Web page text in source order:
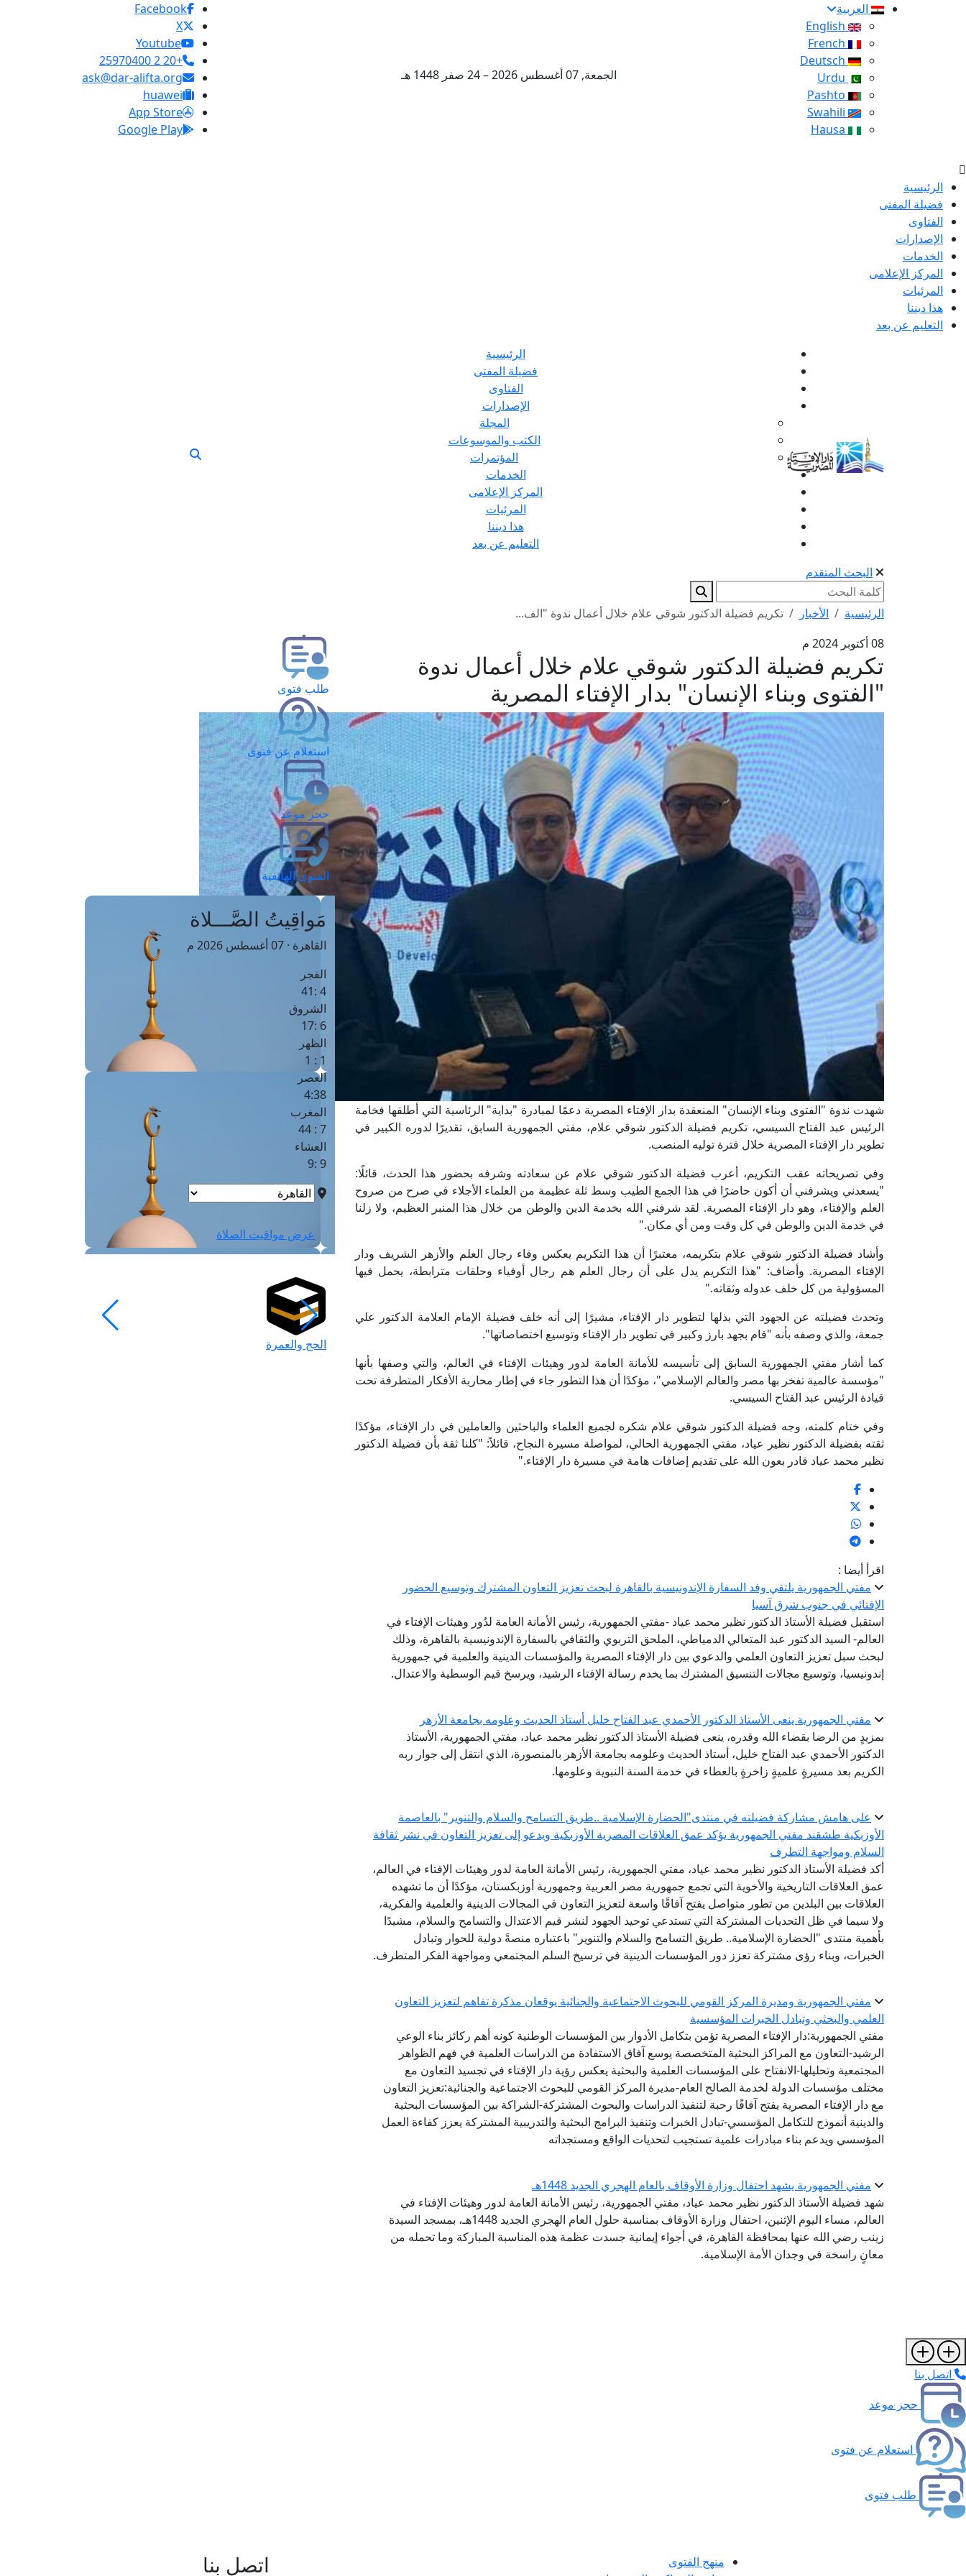
العربية
الجمعة, 07 أغسطس 2026 – 24 صفر 1448 هـ
Facebook
X
Youtube
+20 2 25970400
ask@dar-alifta.org
huawei
App Store
Google Play
الرئيسية
فضيلة المفتى
الفتاوى
الإصدارات
الخدمات
المركز الإعلامى
المرئيات
هذا ديننا
التعليم عن بعد
الرئيسية
فضيلة المفتى
الفتاوى
الإصدارات
المجلة
الكتب والموسوعات
المؤتمرات
الخدمات
المركز الإعلامى
المرئيات
هذا ديننا
التعليم عن بعد
البحث المتقدم
الرئيسية الأخبار
تكريم فضيلة الدكتور شوقي علام خلال أعمال ندوة "الف...
08 أكتوبر 2024 م
تكريم فضيلة الدكتور شوقي علام خلال أعمال ندوة
"الفتوى وبناء الإنسان" بدار الإفتاء المصرية
شهدت ندوة "الفتوى وبناء الإنسان" المنعقدة بدار الإفتاء المصرية دعمًا لمبادرة "بداية" الرئاسية التي أطلقها فخامة
الرئيس عبد الفتاح السيسي، تكريم فضيلة الدكتور شوقي علام، مفتي الجمهورية السابق، تقديرًا لدوره الكبير في
تطوير دار الإفتاء المصرية خلال فترة توليه المنصب.
وفي تصريحاته عقب التكريم، أعرب فضيلة الدكتور شوقي علام عن سعادته وشرفه بحضور هذا الحدث، قائلًا:
"يسعدني ويشرفني أن أكون حاضرًا في هذا الجمع الطيب وسط ثلة عظيمة من العلماء الأجلاء في صرح من صروح
العلم والإفتاء، وهو دار الإفتاء المصرية. لقد شرفني الله بخدمة الدين والوطن من خلال هذا المنبر العظيم، ولا زلنا
في خدمة الدين والوطن في كل وقت ومن أي مكان."
وأشاد فضيلة الدكتور شوقي علام بتكريمه، معتبرًا أن هذا التكريم يعكس وفاء رجال العلم والأزهر الشريف ودار
الإفتاء المصرية. وأضاف: "هذا التكريم يدل على أن رجال العلم هم رجال أوفياء وحلقات مترابطة، يحمل فيها
المسؤولية من كل خلف عدوله وثقاته."
وتحدث فضيلته عن الجهود التي بذلها لتطوير دار الإفتاء، مشيرًا إلى أنه خلف فضيلة الإمام العلامة الدكتور علي
جمعة، والذي وصفه بأنه "قام بجهد بارز وكبير في تطوير دار الإفتاء وتوسيع اختصاصاتها".
كما أشار مفتي الجمهورية السابق إلى تأسيسه للأمانة العامة لدور وهيئات الإفتاء في العالم، والتي وصفها بأنها
"مؤسسة عالمية تفخر بها مصر والعالم الإسلامي"، مؤكدًا أن هذا التطور جاء في إطار محاربة الأفكار المتطرفة تحت
قيادة الرئيس عبد الفتاح السيسي.
وفي ختام كلمته، وجه فضيلة الدكتور شوقي علام شكره لجميع العلماء والباحثين والعاملين في دار الإفتاء، مؤكدًا
ثقته بفضيلة الدكتور نظير عياد، مفتي الجمهورية الحالي، لمواصلة مسيرة النجاح، قائلاً: "كلنا ثقة بأن فضيلة الدكتور
نظير محمد عياد قادر بعون الله على تقديم إضافات هامة في مسيرة دار الإفتاء."
اقرأ أيضا :
مفتي الجمهورية يلتقي وفد السفارة الإندونيسية بالقاهرة لبحث تعزيز التعاون المشترك وتوسيع الحضور
الإفتائي في جنوب شرق آسيا
استقبل فضيلة الأستاذ الدكتور نظير محمد عياد -مفتي الجمهورية، رئيس الأمانة العامة لدُور وهيئات الإفتاء في
العالم- السيد الدكتور عبد المتعالي الدمياطي، الملحق التربوي والثقافي بالسفارة الإندونيسية بالقاهرة، وذلك
لبحث سبل تعزيز التعاون العلمي والدعوي بين دار الإفتاء المصرية والمؤسسات الدينية والعلمية في جمهورية
إندونيسيا، وتوسيع مجالات التنسيق المشترك بما يخدم رسالة الإفتاء الرشيد، ويرسخ قيم الوسطية والاعتدال.
مفتي الجمهورية ينعى الأستاذ الدكتور الأحمدي عبد الفتاح خليل أستاذ الحديث وعلومه بجامعة الأزهر
بمزيدٍ من الرضا بقضاء الله وقدره، ينعى فضيلة الأستاذ الدكتور نظير محمد عياد، مفتي الجمهورية، الأستاذ
الدكتور الأحمدي عبد الفتاح خليل، أستاذ الحديث وعلومه بجامعة الأزهر بالمنصورة، الذي انتقل إلى جوار ربه
الكريم بعد مسيرةٍ علميةٍ زاخرةٍ بالعطاء في خدمة السنة النبوية وعلومها.
على هامش مشاركة فضيلته في منتدى"الحضارة الإسلامية ..طريق التسامح والسلام والتنوير" بالعاصمة
الأوزبكية طشقند مفتي الجمهورية يؤكد عمق العلاقات المصرية الأوزبكية ويدعو إلى تعزيز التعاون في نشر ثقافة
السلام ومواجهة التطرف
أكد فضيلة الأستاذ الدكتور نظير محمد عياد، مفتي الجمهورية، رئيس الأمانة العامة لدور وهيئات الإفتاء في العالم،
عمق العلاقات التاريخية والأخوية التي تجمع جمهورية مصر العربية وجمهورية أوزبكستان، مؤكدًا أن ما تشهده
العلاقات بين البلدين من تطور متواصل يفتح آفاقًا واسعة لتعزيز التعاون في المجالات الدينية والعلمية والفكرية،
ولا سيما في ظل التحديات المشتركة التي تستدعي توحيد الجهود لنشر قيم الاعتدال والتسامح والسلام، مشيدًا
بأهمية منتدى "الحضارة الإسلامية.. طريق التسامح والسلام والتنوير" باعتباره منصةً دولية للحوار وتبادل
الخبرات، وبناء رؤى مشتركة تعزز دور المؤسسات الدينية في ترسيخ السلم المجتمعي ومواجهة الفكر المتطرف.
مفتي الجمهورية ومديرة المركز القومي للبحوث الاجتماعية والجنائية يوقعان مذكرة تفاهم لتعزيز التعاون
العلمي والبحثي وتبادل الخبرات المؤسسية
مفتي الجمهورية:دار الإفتاء المصرية تؤمن بتكامل الأدوار بين المؤسسات الوطنية كونه أهم ركائز بناء الوعي
الرشيد-التعاون مع المراكز البحثية المتخصصة يوسع آفاق الاستفادة من الدراسات العلمية في فهم الظواهر
المجتمعية وتحليلها-الانفتاح على المؤسسات العلمية والبحثية يعكس رؤية دار الإفتاء في تجسيد التعاون مع
مختلف مؤسسات الدولة لخدمة الصالح العام-مديرة المركز القومي للبحوث الاجتماعية والجنائية:تعزيز التعاون
مع دار الإفتاء المصرية يفتح آفاقًا رحبة لتنفيذ الدراسات والبحوث المشتركة-الشراكة بين المؤسسات البحثية
والدينية أنموذج للتكامل المؤسسي-تبادل الخبرات وتنفيذ البرامج البحثية والتدريبية المشتركة يعزز كفاءة العمل
المؤسسي ويدعم بناء مبادرات علمية تستجيب لتحديات الواقع ومستجداته
مفتي الجمهورية يشهد احتفال وزارة الأوقاف بالعام الهجري الجديد 1448هـ
شهد فضيلة الأستاذ الدكتور نظير محمد عياد، مفتي الجمهورية، رئيس الأمانة العامة لدور وهيئات الإفتاء في
العالم، مساء اليوم الإثنين، احتفال وزارة الأوقاف بمناسبة حلول العام الهجري الجديد 1448هـ، بمسجد السيدة
زينب رضي الله عنها بمحافظة القاهرة، في أجواء إيمانية جسدت عظمة هذه المناسبة المباركة وما تحمله من
معانٍ راسخة في وجدان الأمة الإسلامية.
طلب فتوى
استعلام عن فتوى
حجز موعد
الفتوى الهاتفية
مَواقِيتُ الصَّـــلاة
القاهرة · 07 أغسطس 2026 م
الفجر
4 :41
الشروق
6 :17
الظهر
1 : 1
العصر
4:38
المغرب
7 : 44
العشاء
9 :9
عرض مواقيت الصلاة
الحج والعمرة
اتصل بنا
حجز موعد
استعلام عن فتوى
طلب فتوى
منهج الفتوى
اتصل بنا